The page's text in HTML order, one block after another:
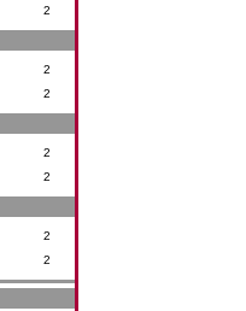
2
2
2
2
2
2
2